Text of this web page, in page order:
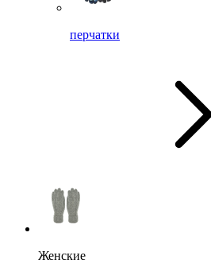
перчатки
Женские